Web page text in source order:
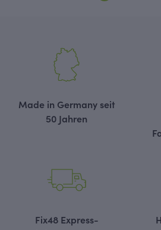
Made in Germany seit
50 Jahren
Fix48 Express-